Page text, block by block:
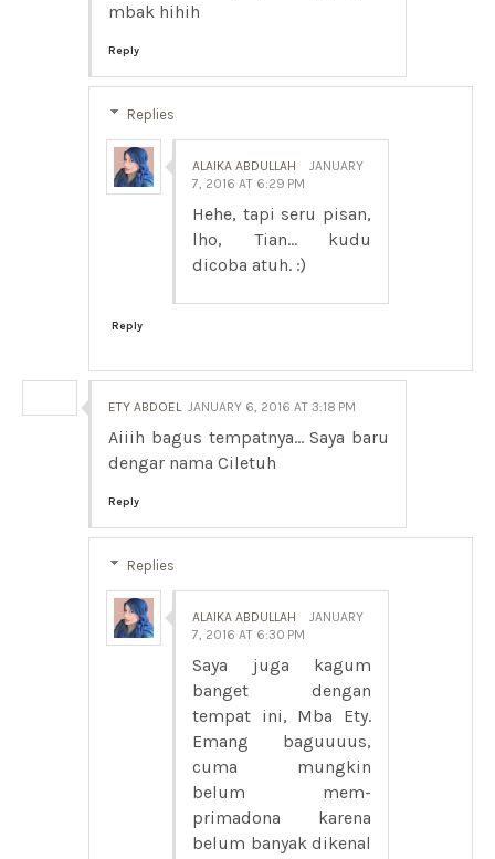
mbak hihih
Reply
Replies
ALAIKA ABDULLAH
JANUARY
7, 2016 AT 6:29 PM
Hehe, tapi seru pisan,
lho, Tian... kudu
dicoba atuh. :)
Reply
ETY ABDOEL JANUARY 6, 2016 AT 3:18 PM
Aiiih bagus tempatnya... Saya baru
dengar nama Ciletuh
Reply
Replies
ALAIKA ABDULLAH
JANUARY
7, 2016 AT 6:30 PM
Saya juga kagum
banget dengan
tempat ini, Mba Ety.
Emang baguuuus,
cuma mungkin
belum mem-
primadona karena
belum banyak dikenal